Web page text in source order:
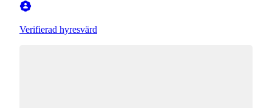
Verifierad hyresvärd